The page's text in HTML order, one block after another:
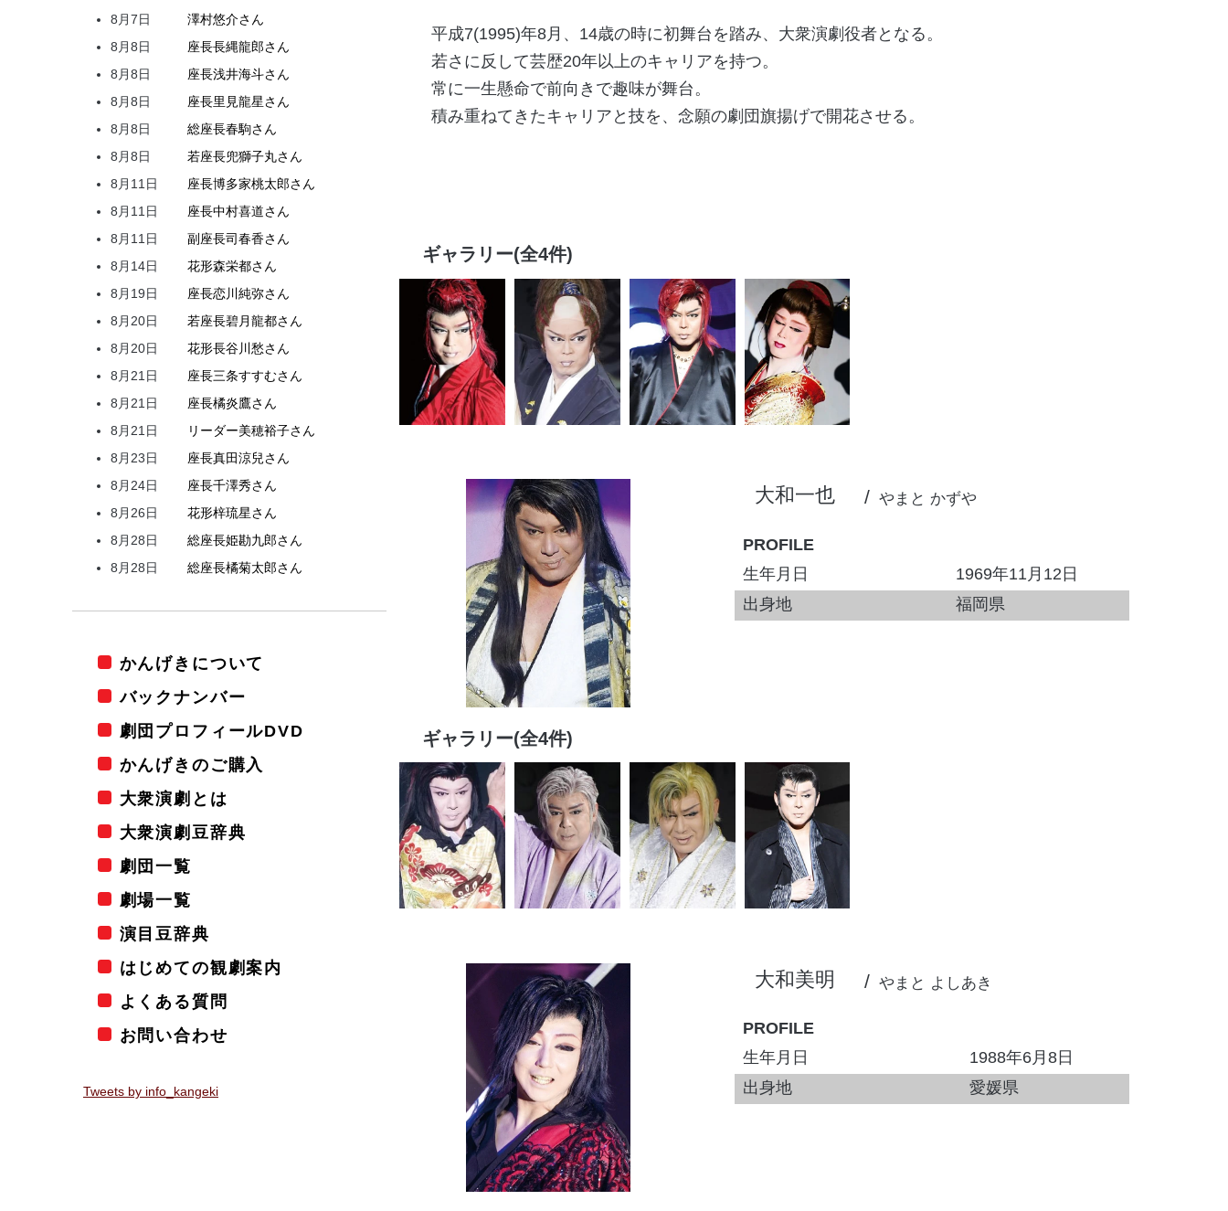
平成7(1995)年8月、14歳の時に初舞台を踏み、大衆演劇役者となる。
若さに反して芸歴20年以上のキャリアを持つ。
常に一生懸命で前向きで趣味が舞台。
積み重ねてきたキャリアと技を、念願の劇団旗揚げで開花させる。
ギャラリー(全4件)
大和一也 やまと かずや
PROFILE
生年月日
1969年11月12日
出身地
福岡県
ギャラリー(全4件)
大和美明 やまと よしあき
PROFILE
生年月日
1988年6月8日
出身地
愛媛県
8月7日
澤村悠介さん
8月8日
座長長縄龍郎さん
8月8日
座長浅井海斗さん
8月8日
座長里見龍星さん
8月8日
総座長春駒さん
8月8日
若座長兜獅子丸さん
8月11日
座長博多家桃太郎さん
8月11日
座長中村喜道さん
8月11日
副座長司春香さん
8月14日
花形森栄都さん
8月19日
座長恋川 純弥さん
8月20日
若座長碧月龍都さん
8月20日
花形長谷川 愁さん
8月21日
座長三条すすむさん
8月21日
座長橘炎鷹さん
8月21日
リーダー美穂裕子さん
8月23日
座長真田涼兒さん
8月24日
座長千澤秀さん
8月26日
花形梓琉星さん
8月28日
総座長姫勘九郎さん
8月28日
総座長橘菊太郎さん
かんげきについて
バックナンバー
劇団プロフィールDVD
かんげきのご購入
大衆演劇とは
大衆演劇豆辞典
劇団一覧
劇場一覧
演目豆辞典
はじめての観劇案内
よくある質問
お問い合わせ
Tweets by info_kangeki